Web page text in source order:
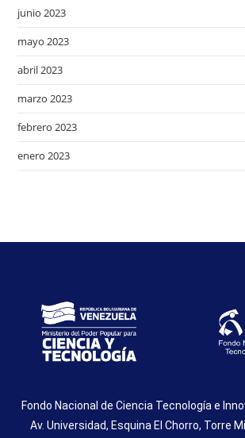
junio 2023
mayo 2023
abril 2023
marzo 2023
febrero 2023
enero 2023
Fondo Nacional de Ciencia Tecnología e
Av. Universidad, Esquina El Chorro, Torre